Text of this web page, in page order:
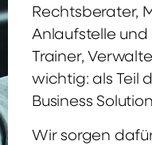
Rechtsberater,
Anlaufstelle und
Trainer,
wichtig: als Teil
Business
Wir sorgen